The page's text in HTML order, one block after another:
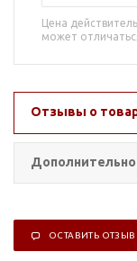
Цена
может
Отзывы о
Дополнительно
ОСТАВИТЬ ОТЗЫВ